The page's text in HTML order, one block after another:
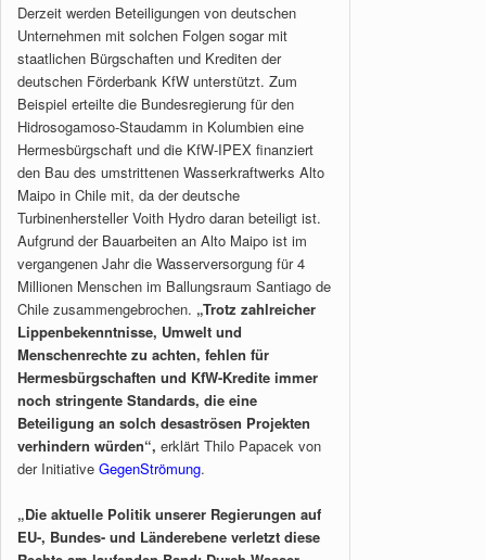
Derzeit werden Beteiligungen von deutschen
Unternehmen mit solchen Folgen sogar mit
staatlichen Bürgschaften und Krediten der
deutschen Förderbank KfW unterstützt. Zum
Beispiel erteilte die Bundesregierung für den
Hidrosogamoso-Staudamm in Kolumbien eine
Hermesbürgschaft und die KfW-IPEX finanziert
den Bau des umstrittenen Wasserkraftwerks Alto
Maipo in Chile mit, da der deutsche
Turbinenhersteller Voith Hydro daran beteiligt ist.
Aufgrund der Bauarbeiten an Alto Maipo ist im
vergangenen Jahr die Wasserversorgung für 4
Millionen Menschen im Ballungsraum Santiago de
Chile zusammengebrochen. „Trotz zahlreicher
Lippenbekenntnisse, Umwelt und
Menschenrechte zu achten, fehlen für
Hermesbürgschaften und KfW-Kredite immer
noch stringente Standards, die eine
Beteiligung an solch desaströsen Projekten
verhindern würden“, erklärt Thilo Papacek von
der Initiative GegenStrömung.
„Die aktuelle Politik unserer Regierungen auf
EU-, Bundes- und Länderebene verletzt diese